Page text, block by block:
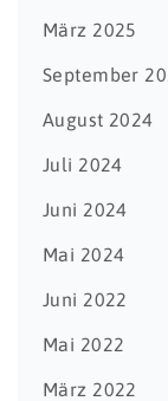
März 2025
September
August 2024
Juli 2024
Juni 2024
Mai 2024
Juni 2022
Mai 2022
März 2022